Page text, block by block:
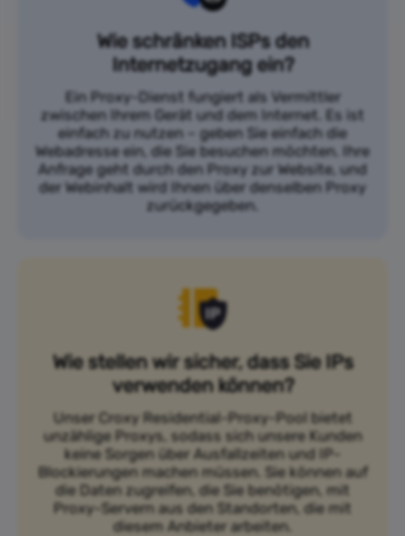
Wie schränken ISPs den
Internetzugang ein?
Ein Proxy-Dienst fungiert als Vermittler
zwischen Ihrem Gerät und dem Internet. Es ist
einfach zu nutzen – geben Sie einfach die
Webadresse ein, die Sie besuchen möchten. Ihre
Anfrage geht durch den Proxy zur Website, und
der Webinhalt wird Ihnen über denselben Proxy
zurückgegeben.
Wie stellen wir sicher, dass Sie IPs
verwenden können?
Unser Croxy Residential-Proxy-Pool bietet
unzählige Proxys, sodass sich unsere Kunden
keine Sorgen über Ausfallzeiten und IP-
Blockierungen machen müssen. Sie können auf
die Daten zugreifen, die Sie benötigen, mit
Proxy-Servern aus den Standorten, die mit
diesem Anbieter arbeiten.